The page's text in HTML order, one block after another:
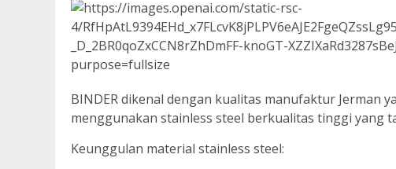
BINDER dikenal dengan kualitas manufaktur Jerman
menggunakan stainless steel berkualitas tinggi yang
Keunggulan material stainless steel: